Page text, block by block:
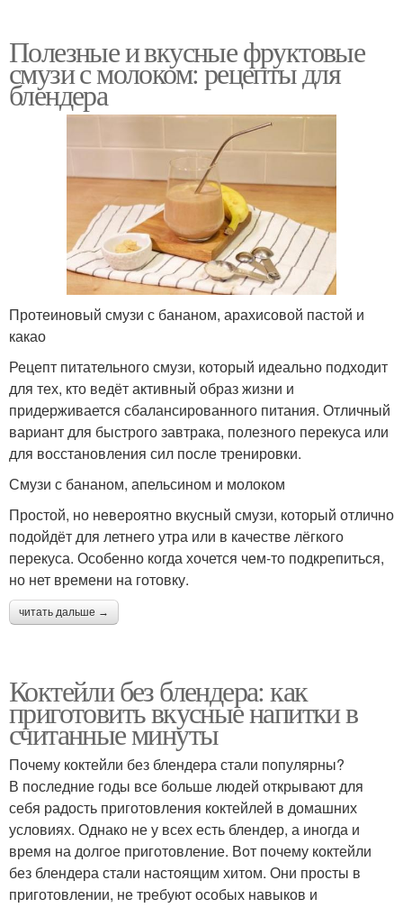
Полезные и вкусные фруктовые
смузи с молоком: рецепты для
блендера
Протеиновый смузи с бананом, арахисовой пастой и
какао
Рецепт питательного смузи, который идеально подходит
для тех, кто ведёт активный образ жизни и
придерживается сбалансированного питания. Отличный
вариант для быстрого завтрака, полезного перекуса или
для восстановления сил после тренировки.
Смузи с бананом, апельсином и молоком
Простой, но невероятно вкусный смузи, который отлично
подойдёт для летнего утра или в качестве лёгкого
перекуса. Особенно когда хочется чем-то подкрепиться,
но нет времени на готовку.
читать дальше →
Коктейли без блендера: как
приготовить вкусные напитки в
считанные минуты
Почему коктейли без блендера стали популярны?
В последние годы все больше людей открывают для
себя радость приготовления коктейлей в домашних
условиях. Однако не у всех есть блендер, а иногда и
время на долгое приготовление. Вот почему коктейли
без блендера стали настоящим хитом. Они просты в
приготовлении, не требуют особых навыков и